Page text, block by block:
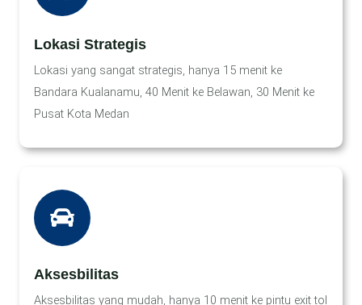
Lokasi Strategis
Lokasi yang sangat strategis, hanya 15 menit ke
Bandara Kualanamu, 40 Menit ke Belawan, 30 Menit ke
Pusat Kota Medan
Aksesbilitas
Aksesbilitas yang mudah, hanya 10 menit ke pintu exit tol